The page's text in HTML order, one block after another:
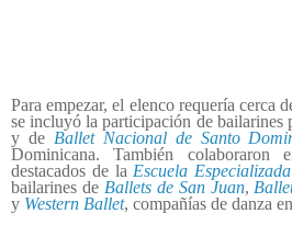
Para empezar, el elenco requería cerca
se incluyó la participación de bailarines
y de Ballet Nacional de Santo
Dominicana. También colaboraron
destacados de la Escuela
bailarines de Ballets de San Juan,
y Western Ballet, compañías de danza